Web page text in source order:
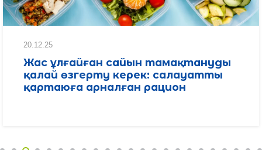
20.12.25
Жас ұлғайған сайын тамақтануды
қалай өзгерту керек: салауатты
қартаюға арналған рацион